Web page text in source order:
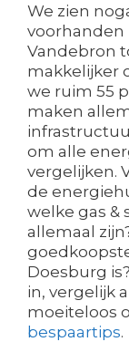
We zien
voorhanden
Vandebron
makkelijker
we ruim 55
maken
om alle
vergelijken.
de
welke gas &
allemaal
Doesburg
in, vergelijk
moeiteloos
bespaartips.